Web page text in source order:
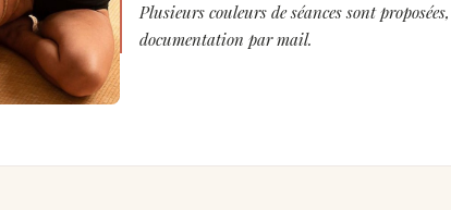
Plusieurs couleurs de séances sont
documentation par mail.